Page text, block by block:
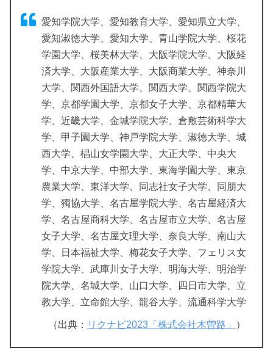
愛知学院大学、愛知教育大学、愛知県立大学、
愛知淑徳大学、愛知大学、青山学院大学、桜花
学園大学、桜美林大学、大阪学院大学、大阪経
済大学、大阪産業大学、大阪商業大学、神奈川
大学、関西外国語大学、関西大学、関西学院大
学、京都学園大学、京都女子大学、京都精華大
学、近畿大学、金城学院大学、倉敷芸術科学大
学、甲子園大学、神戸学院大学、淑徳大学、城
西大学、椙山女学園大学、大正大学、中央大
学、中京大学、中部大学、東海学園大学、東京
農業大学、東洋大学、同志社女子大学、同朋大
学、獨協大学、名古屋学院大学、名古屋経済大
学、名古屋商科大学、名古屋市立大学、名古屋
女子大学、名古屋文理大学、奈良大学、南山大
学、日本福祉大学、梅花女子大学、フェリス女
学院大学、武庫川女子大学、明海大学、明治学
院大学、名城大学、山口大学、四日市大学、立
教大学、立命館大学、龍谷大学、流通科学大学
（出典： リクナビ2023「株式会社木曽路」 ）